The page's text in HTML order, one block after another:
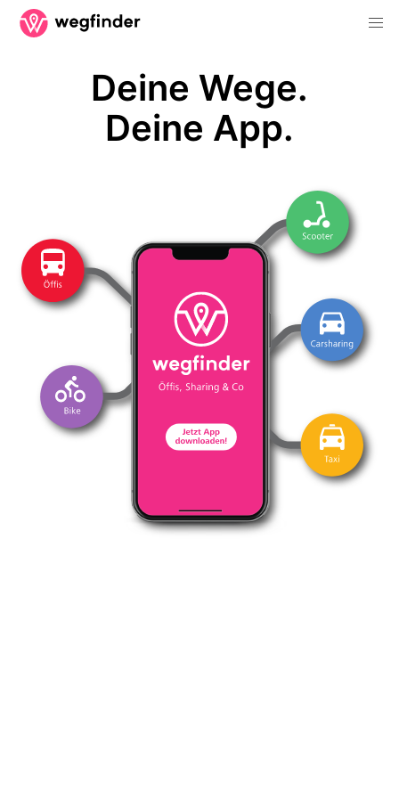
Deine Wege.
Deine App.